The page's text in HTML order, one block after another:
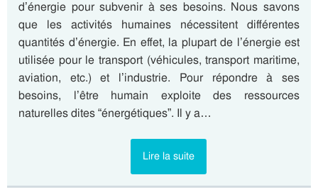
d’énergie pour subvenir à ses besoins. Nous savons
que les activités humaines nécessitent différentes
quantités d’énergie. En effet, la plupart de l’énergie est
utilisée pour le transport (véhicules, transport maritime,
aviation, etc.) et l’industrie. Pour répondre à ses
besoins, l’être humain exploite des ressources
naturelles dites “énergétiques”. Il y a…
Lire la suite